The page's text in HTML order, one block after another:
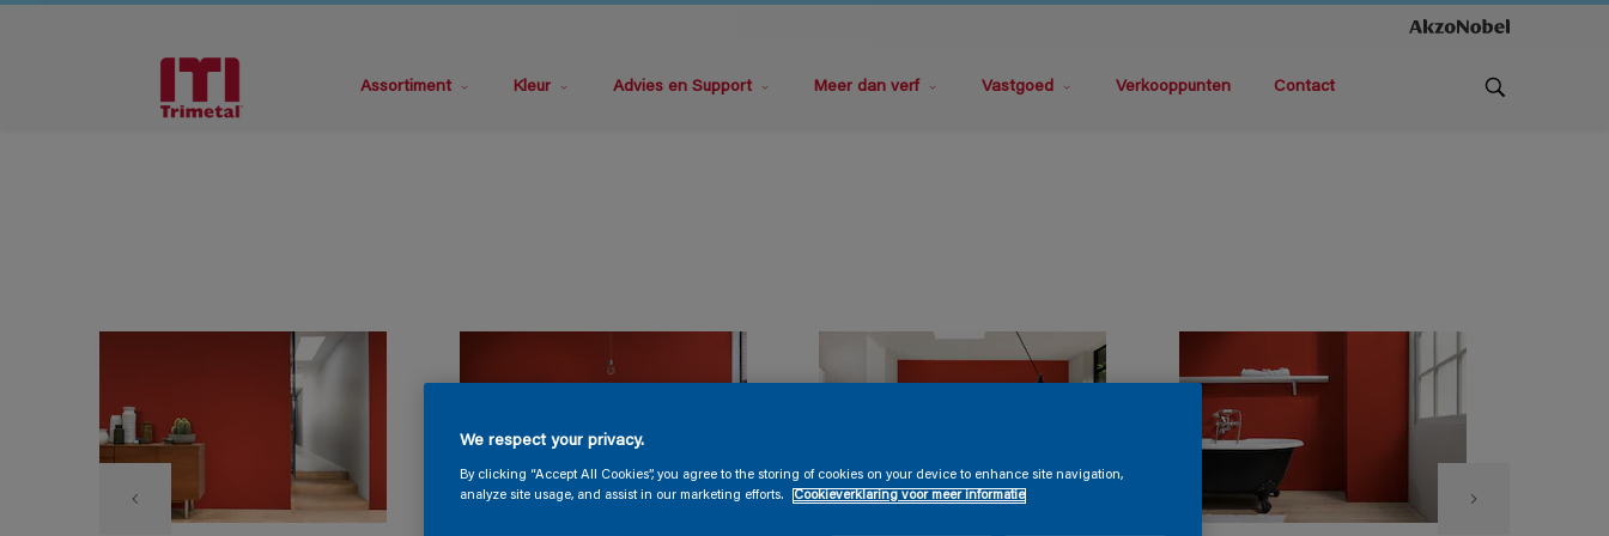
Assortiment Kleur Advies en Support Meer dan verf Vastgoed Verkooppunten Contact
We respect your privacy.
By clicking “Accept All Cookies”, you agree to the storing of cookies on your device to enhance site navigation,
analyze site usage, and assist in our marketing efforts.
Cookieverklaring voor meer informatie